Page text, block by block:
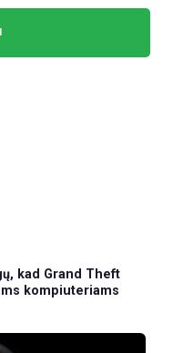
kad Grand Theft
kompiuteriams